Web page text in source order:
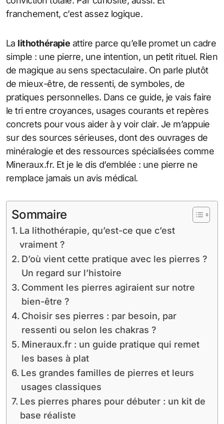
franchement, c’est assez logique.
La lithothérapie attire parce qu’elle promet un cadre
simple : une pierre, une intention, un petit rituel. Rien
de magique au sens spectaculaire. On parle plutôt
de mieux-être, de ressenti, de symboles, de
pratiques personnelles. Dans ce guide, je vais faire
le tri entre croyances, usages courants et repères
concrets pour vous aider à y voir clair. Je m’appuie
sur des sources sérieuses, dont des ouvrages de
minéralogie et des ressources spécialisées comme
Mineraux.fr. Et je le dis d’emblée : une pierre ne
remplace jamais un avis médical.
Sommaire
La lithothérapie, qu’est-ce que c’est
vraiment ?
D’où vient cette pratique avec les pierres ?
Un regard sur l’histoire
Comment les pierres agiraient sur notre
bien-être ?
Choisir ses pierres : par besoin, par
ressenti ou selon les chakras ?
Mineraux.fr : un guide pratique qui remet
les bases à plat
Les grandes familles de pierres et leurs
usages classiques
Les pierres phares pour débuter : un kit de
base réaliste